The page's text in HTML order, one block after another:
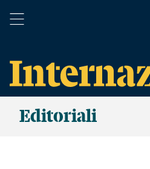
Editoriali